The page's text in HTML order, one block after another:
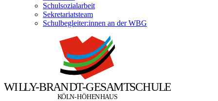
Schulsozialarbeit
Sekretariatsteam
Schulbegleiter:innen an der WBG
WILLY-BRANDT-GESAMTSCHULE
KÖLN-HÖHENHAUS